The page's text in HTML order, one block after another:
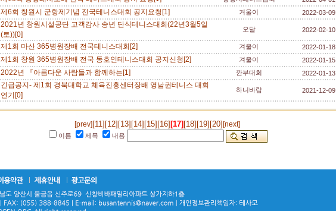
제6회 창원시 군항제기념 전국테니스대회 공지요청[1] 겨울이 2022-03-09
2021년 창원시설공단 고객감사 송년 단식테니스대회(22년3월5일
(토))[0]
오달 2022-02-10
제1회 마산 365병원장배 전국테니스대회[2] 겨울이 2022-01-18
제1회 창원 365병원장배 전국 동호인테니스대회 공지신청[2] 겨울이 2022-01-15
2022년 『아름다운 사람들과 함께하는[1] 깐부대회 2022-01-13
긴급공지- 제1회 경북대학교 체육진흥센터장배 영남권테니스 대회
연기[0]
하니바람 2021-12-09
[prev] [11] [12] [13] [14] [15] [16] [17] [18] [19] [20] [next]
이름 제목 내용